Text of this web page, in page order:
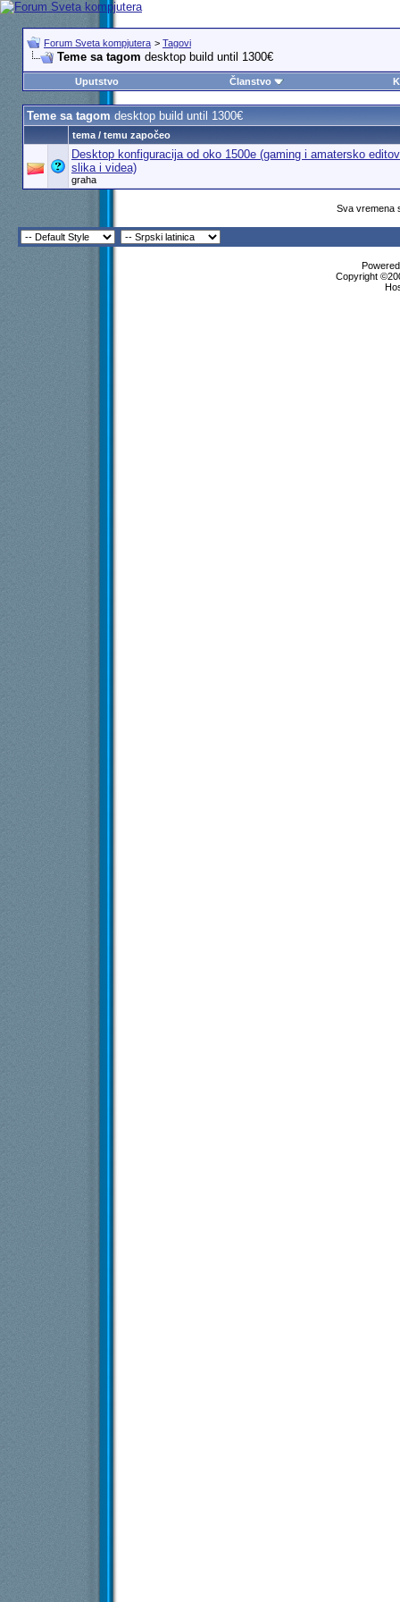
Forum Sveta kompjutera > Tagovi
Teme sa tagom desktop build until 1300€
Uputstvo Članstvo
Teme sa tagom desktop build until 1300€
tema / temu započeo
Desktop konfiguracija od oko 1500e (gaming i amatersko
slika i videa)
graha
Sva vremena
Copyright